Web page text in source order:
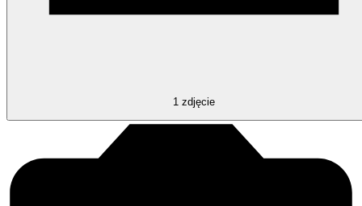
1 zdjęcie